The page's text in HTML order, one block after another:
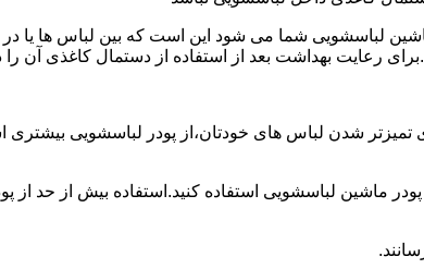
لباسشویی شما می شود این است که بین لباس ها یا در
رعایت بهداشت بعد از استفاده از دستمال کاغذی
تمیزتر شدن لباس های خودتان،از پودر لباسشویی
ماشین لباسشویی استفاده کنید.استفاده بیش از